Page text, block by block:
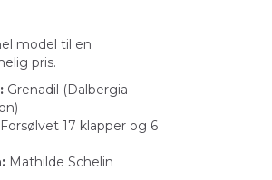
model til en
pris.
Grenadil (Dalbergia
Forsølvet 17 klapper og 6
Mathilde Schelin